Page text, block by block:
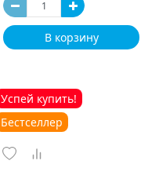
В корзину
Успей купить!
Бестселлер